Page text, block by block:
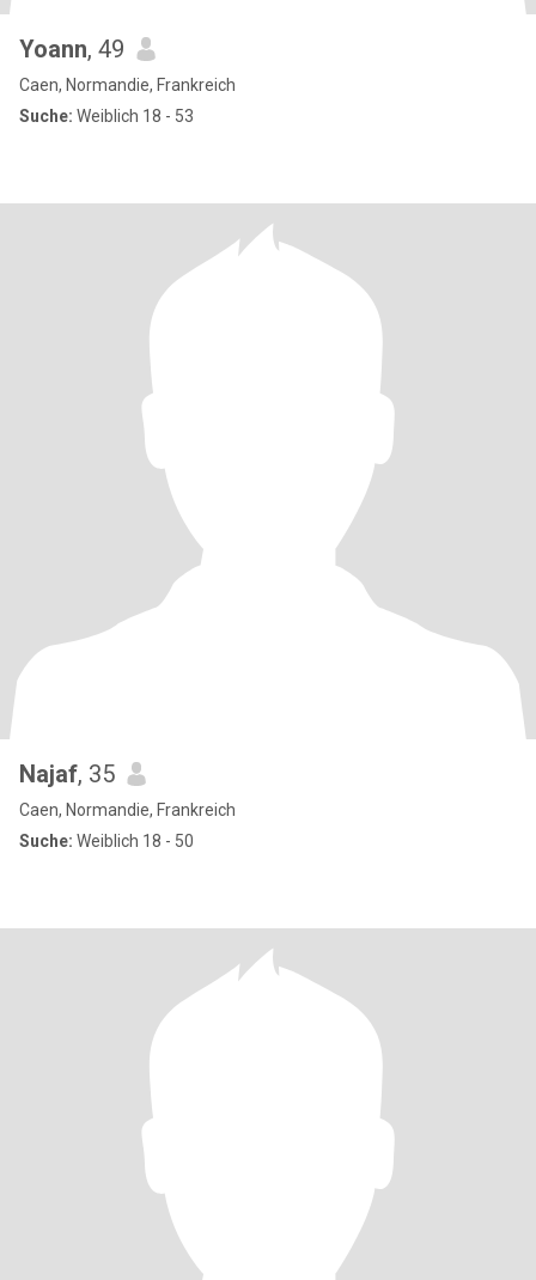
Yoann, 49
Caen, Normandie, Frankreich
Suche: Weiblich 18 - 53
Najaf, 35
Caen, Normandie, Frankreich
Suche: Weiblich 18 - 50